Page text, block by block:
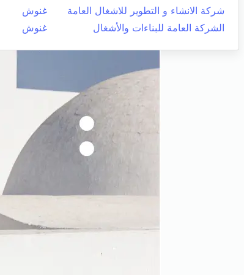
شركة الانشاء و التطوير للاشغال العامة
غنوش
الشركة العامة للبناءات والأشغال
غنوش